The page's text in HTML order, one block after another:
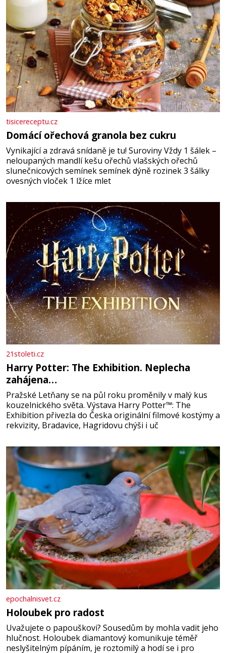
tisicereceptu.cz
Domácí ořechová granola bez cukru
Vynikající a zdravá snídaně je tu! Suroviny Vždy 1 šálek –
neloupaných mandlí kešu ořechů vlašských ořechů
slunečnicových semínek semínek dýně rozinek 3 šálky
ovesných vloček 1 lžíce mlet
21stoleti.cz
Harry Potter: The Exhibition. Neplecha
zahájena…
Pražské Letňany se na půl roku proměnily v malý kus
kouzelnického světa. Výstava Harry Potter™: The
Exhibition přivezla do Česka originální filmové kostýmy a
rekvizity, Bradavice, Hagridovu chýši i uč
epochalnisvet.cz
Holoubek pro radost
Uvažujete o papouškovi? Sousedům by mohla vadit jeho
hlučnost. Holoubek diamantový komunikuje téměř
neslyšitelným pípáním, je roztomilý a hodí se i pro